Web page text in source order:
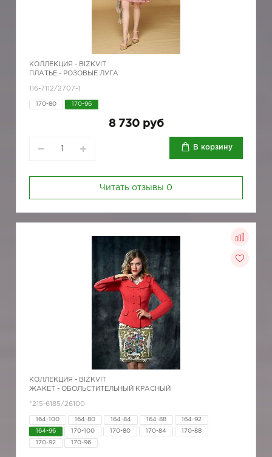
КОЛЛЕКЦИЯ - BIZKVIT
ПЛАТЬЕ - РОЗОВЫЕ ЛУГА
116-7112/2707-1
170-80 170-96
8 730 руб
В корзину
Читать отзывы 0
КОЛЛЕКЦИЯ - BIZKVIT
ЖАКЕТ - ОБОЛЬСТИТЕЛЬНЫЙ КРАСНЫЙ
*215-6185/26100
164-100 164-80 164-84 164-88 164-92
164-96 170-100 170-80 170-84 170-88
170-92 170-96